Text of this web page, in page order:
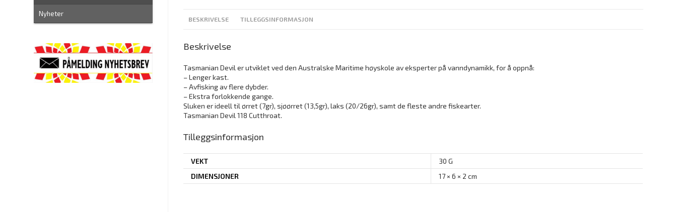
BESKRIVELSE TILLEGGSINFORMASJON
Beskrivelse
Tasmanian Devil er utviklet ved den Australske Maritime høyskole av eksperter på vanndynamikk, for å oppnå:
– Lenger kast.
– Avfisking av flere dybder.
– Ekstra forlokkende gange.
Sluken er ideell til ørret (7gr), sjøørret (13,5gr), laks (20/26gr), samt de fleste andre fiskearter.
Tasmanian Devil 118 Cutthroat.
Tilleggsinformasjon
VEKT
30 G
DIMENSJONER
17 × 6 × 2 cm
Nyheter